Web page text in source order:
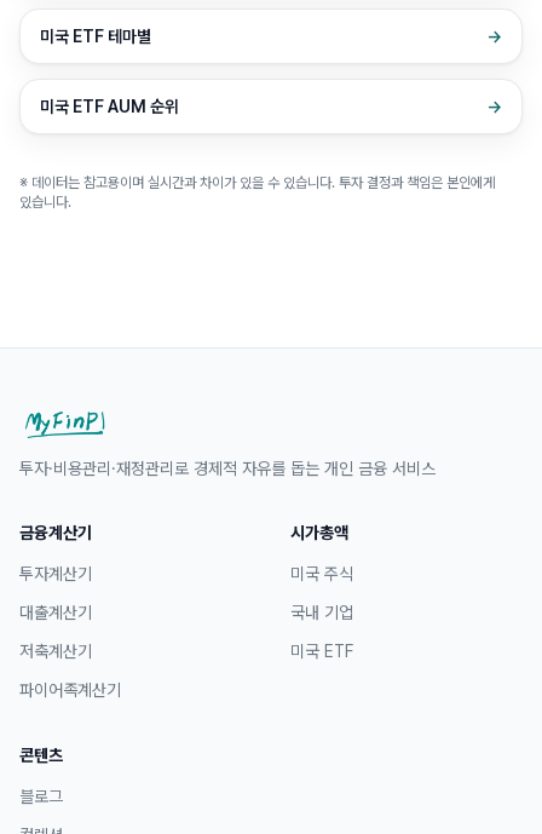
미국 ETF 테마별 →
미국 ETF AUM 순위 →
※ 데이터는 참고용이며 실시간과 차이가 있을 수 있습니다. 투자 결정과 책임은 본인에게
있습니다.
투자·비용관리·재정관리로 경제적 자유를 돕는 개인 금융 서비스
금융계산기
투자계산기
대출계산기
저축계산기
파이어족계산기
시가총액
미국 주식
국내 기업
미국 ETF
콘텐츠
블로그